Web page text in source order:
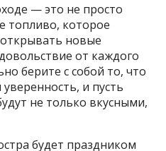
— это не просто
топливо, которое
новые
от каждого
берите с собой то, что
и пусть
не только вкусными,
будет праздником